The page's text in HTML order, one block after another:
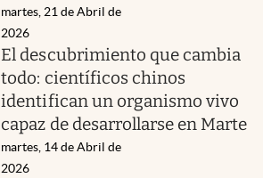
martes, 21 de Abril de
2026
El descubrimiento que cambia
todo: científicos chinos
identifican un organismo vivo
capaz de desarrollarse en Marte
martes, 14 de Abril de
2026